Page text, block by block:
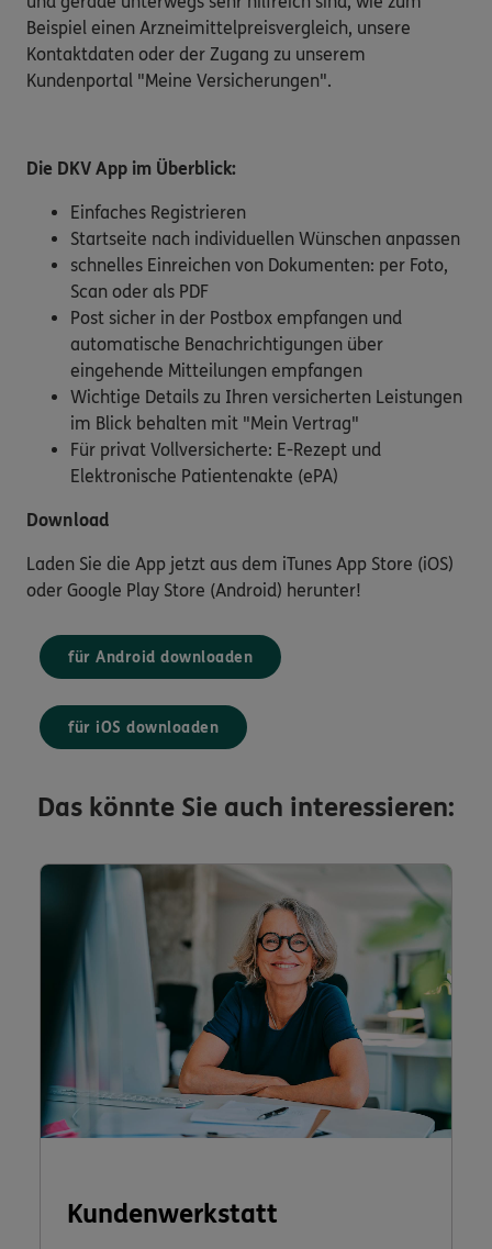
Beispiel einen Arzneimittelpreisvergleich, unsere
Kontaktdaten oder der Zugang zu unserem
Kundenportal "Meine Versicherungen".
Die DKV App im Überblick:
Einfaches Registrieren
Startseite nach individuellen Wünschen anpassen
schnelles Einreichen von Dokumenten: per Foto,
Scan oder als PDF
Post sicher in der Postbox empfangen und
automatische Benachrichtigungen über
eingehende Mitteilungen empfangen
Wichtige Details zu Ihren versicherten Leistungen
im Blick behalten mit "Mein Vertrag"
Für privat Vollversicherte: E-Rezept und
Elektronische Patientenakte (ePA)
Download
Laden Sie die App jetzt aus dem iTunes App Store (iOS)
oder Google Play Store (Android) herunter!
für Android downloaden
für iOS downloaden
Das könnte Sie auch interessieren:
Kundenwerkstatt